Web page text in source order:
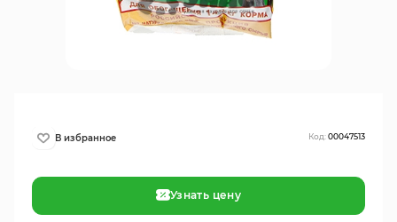
Код:00047513
Узнать цену